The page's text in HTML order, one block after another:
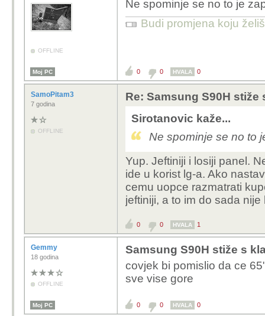
OFFLINE
Ne spominje se no to je
Budi promjena koju
Moj PC 0 0 HVALA 0
SamoPitam3
7 godina
OFFLINE
Re: Samsung S90H
Sirotanovic kaže...
Ne spominje se no to
Yup. Jeftiniji i losiji panel.
ide u korist lg-a. Ako
cemu uopce razmatrati
jeftiniji, a to im do sada nije
0 0 HVALA 1
Gemmy
18 godina
OFFLINE
Samsung S90H stiže s
covjek bi pomislio da ce
sve vise gore
Moj PC 0 0 HVALA 0